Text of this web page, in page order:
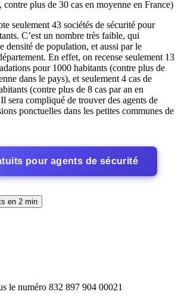
contre plus de 30 cas en moyenne en France)
seulement 43 sociétés de sécurité pour
C’est un nombre très faible, qui
densité de population, et aussi par le
En effet, on recense seulement 13
pour 1000 habitants (contre plus de
dans le pays), et seulement 4 cas de
(contre plus de 8 cas par an en
sera compliqué de trouver des agents de
ponctuelles dans les petites communes de
pour agents de sécurité
en 2 min
le numéro 832 897 904 00021